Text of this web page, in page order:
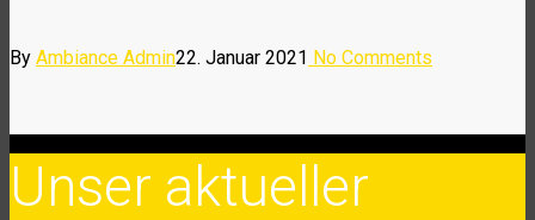
By Ambiance Admin22. Januar 2021 No Comments
Unser aktueller